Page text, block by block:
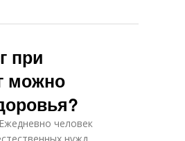
при
можно
человек